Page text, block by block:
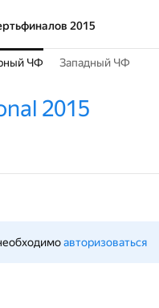
2015
ЧФ Западный ЧФ
2015
авторизоваться